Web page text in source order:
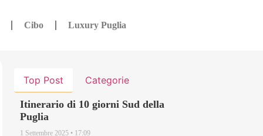
Cibo Luxury Puglia
Top Post Categorie
Itinerario di 10 giorni Sud della
Puglia
1 Settembre 2025 17:09